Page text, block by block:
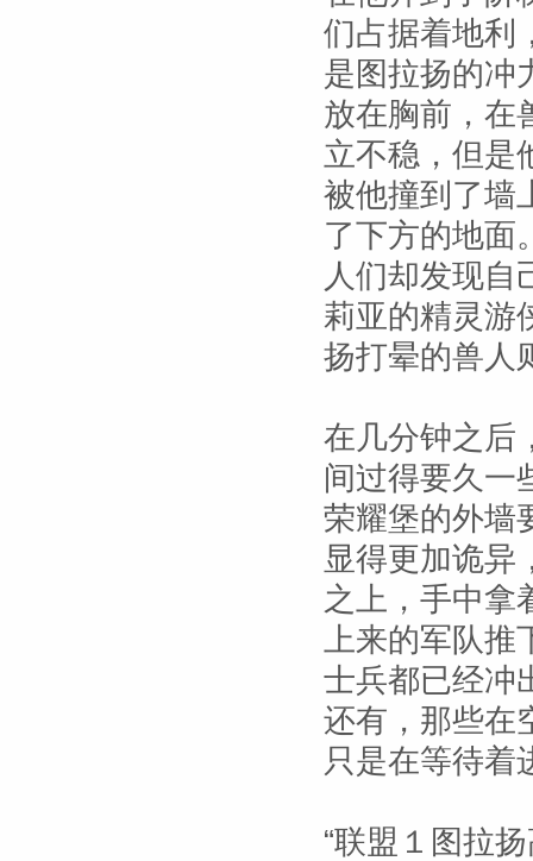
们占据着地利
是图拉扬的冲
放在胸前，在
立不稳，但是
被他撞到了墙
了下方的地面
人们却发现自
莉亚的精灵游
扬打晕的兽人
在几分钟之后
间过得要久一
荣耀堡的外墙
显得更加诡异
之上，手中拿
上来的军队推
士兵都已经冲
还有，那些在
只是在等待着
“联盟１图拉